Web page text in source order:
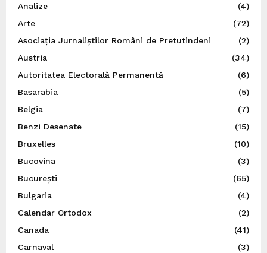
Analize
(4)
Arte
(72)
Asociația Jurnaliștilor Români de Pretutindeni
(2)
Austria
(34)
Autoritatea Electorală Permanentă
(6)
Basarabia
(5)
Belgia
(7)
Benzi Desenate
(15)
Bruxelles
(10)
Bucovina
(3)
București
(65)
Bulgaria
(4)
Calendar Ortodox
(2)
Canada
(41)
Carnaval
(3)